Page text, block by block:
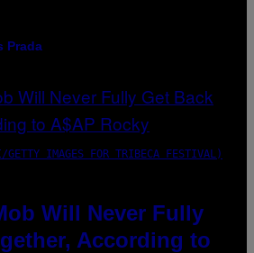
Prada
GETTY IMAGES FOR TRIBECA FESTIVAL)
Will Never Fully
According to